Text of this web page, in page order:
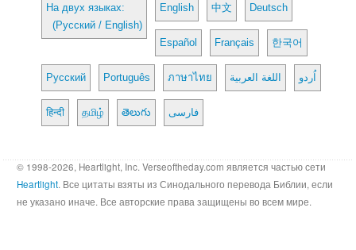
На двух языках:
(Русский / English)
English 中文 Deutsch
Español Français 한국어
Русский Português ภาษาไทย اللغة العربية اُردو
हिन्दी தமிழ் తెలుగు فارسی
© 1998-2026, Heartlight, Inc. Verseoftheday.com является частью сети
Heartlight. Все цитаты взяты из Синодального перевода Библии, если
не указано иначе. Все авторские права защищены во всем мире.